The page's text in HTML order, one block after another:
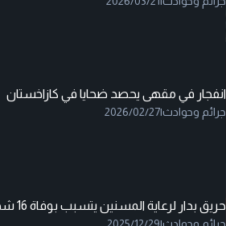
انفجار في مقهى يحصد ضحايا في كازاخستان
جرائم وحوادث|
2026/02/27
حريق بدار لرعاية المسنين يتسبب بوفاة 16 شخصا - فيديو